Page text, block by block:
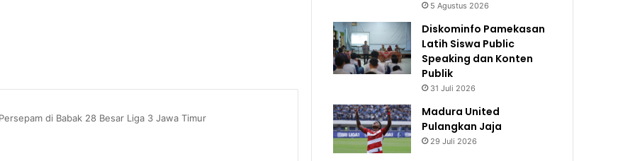
di Babak 28 Besar Liga 3 Jawa Timur
5 Agustus 2026
Diskominfo Pamekasan
Latih Siswa Public
Speaking dan Konten
Publik
31 Juli 2026
Madura United
Pulangkan Jaja
29 Juli 2026